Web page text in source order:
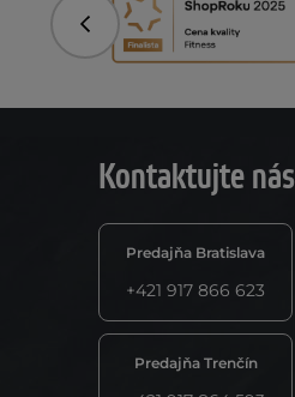
Predchádzajúce
Kontaktujte nás
Predajňa Bratislava
+421 917 866 623
Predajňa Trenčín